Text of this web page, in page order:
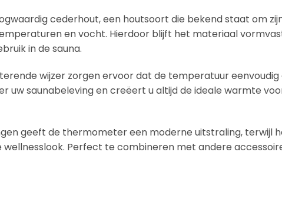
cederhout, een houtsoort die bekend staat om
en vocht. Hierdoor blijft het materiaal
in de sauna.
wijzer zorgen ervoor dat de temperatuur
uw saunabeleving en creëert u altijd de ideale warmte
geeft de thermometer een moderne uitstraling, terwijl
Perfect te combineren met andere